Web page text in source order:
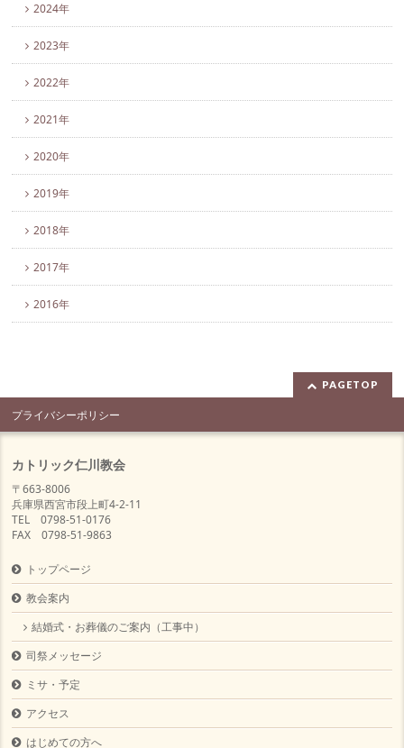
2024年
2023年
2022年
2021年
2020年
2019年
2018年
2017年
2016年
PAGETOP
プライバシーポリシー
カトリック仁川教会
〒663-8006
兵庫県西宮市段上町4-2-11
TEL 0798-51-0176
FAX 0798-51-9863
トップページ
教会案内
結婚式・お葬儀のご案内（工事中）
司祭メッセージ
ミサ・予定
アクセス
はじめての方へ